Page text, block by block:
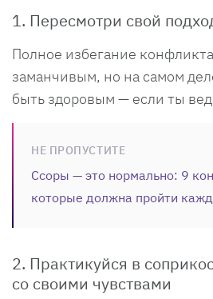
1. Пересмотри свой
Полное избегание
заманчивым, но на самом
быть здоровым — если ты
НЕ ПРОПУСТИТЕ
Ссоры — это нормально: 9
которые должна пройти
2. Практикуйся в
со своими чувствами